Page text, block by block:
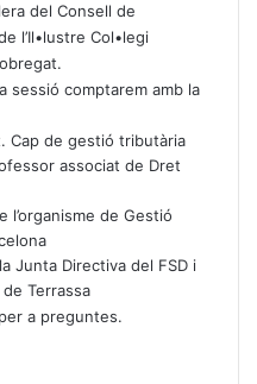
del Consell de
l’Il•lustre Col•legi
sessió comptarem amb la
Cap de gestió tributària
associat de Dret
l’organisme de Gestió
Junta Directiva del FSD i
Terrassa
a preguntes.